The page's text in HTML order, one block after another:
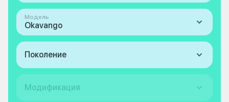
Модель
Okavango
Поколение
Модификация